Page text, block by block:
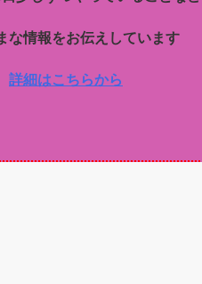
な情報をお伝えしています
詳細はこちらから